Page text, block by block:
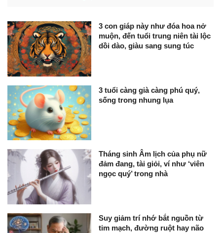
3 con giáp này như đóa hoa nở
muộn, đến tuổi trung niên tài lộc
dồi dào, giàu sang sung túc
3 tuổi càng già càng phú quý,
sống trong nhung lụa
Tháng sinh Âm lịch của phụ nữ
đảm đang, tài giỏi, ví như ‘viên
ngọc quý’ trong nhà
Suy giảm trí nhớ bắt nguồn từ
tim mạch, đường ruột hay não